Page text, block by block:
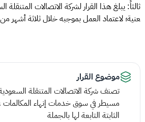
ثالثاً: يبلغ هذا القرار لشركة الاتصالات
عنية؛ لاعتماد العمل بموجبه خلال ثلاثة أشهر
موضوع القرار
تصنف شركة الاتصالات المتنقلة
مسيطر في سوق خدمات إنهاء المكالمات
الثابتة التابعة لها بالجملة